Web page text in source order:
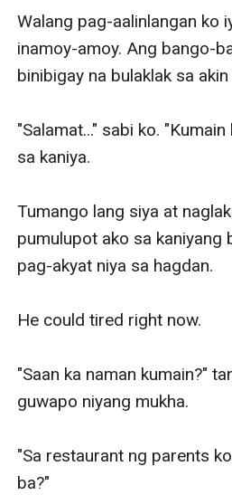
Walang pag-aalinlangan ko
inamoy-amoy. Ang bango-
binibigay na bulaklak sa
"Salamat..." sabi ko.
sa kaniya.
Tumango lang siya at
pumulupot ako sa kaniyang
pag-akyat niya sa hagdan.
He could tired right now.
"Saan ka naman kumain?"
guwapo niyang mukha.
"Sa restaurant ng parents
ba?"